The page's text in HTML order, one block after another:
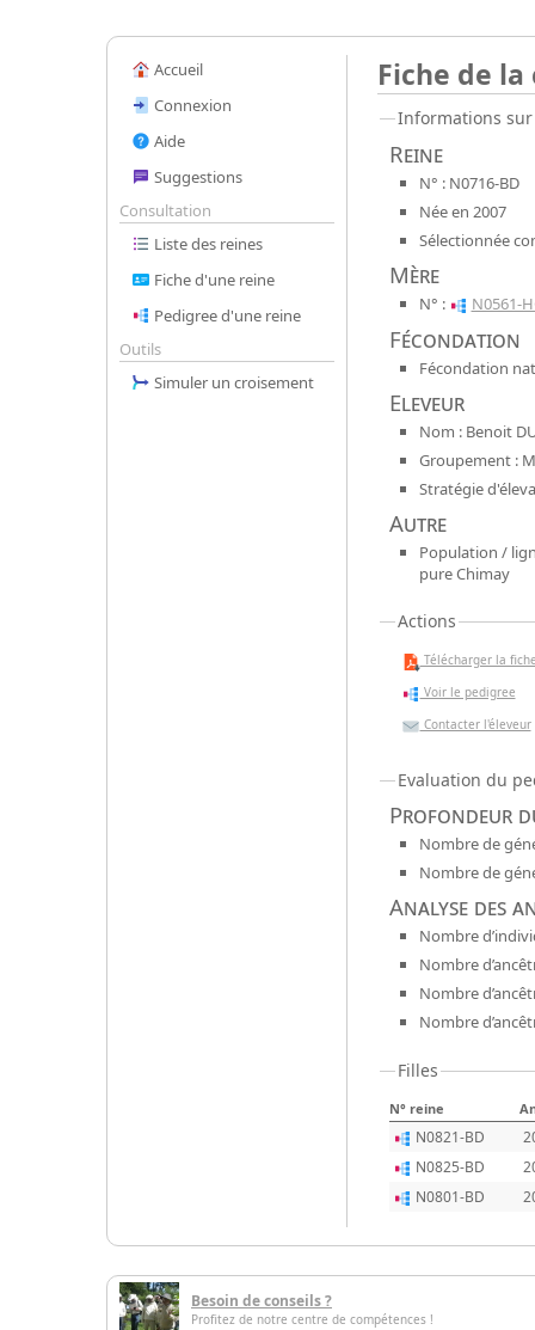
Accueil
Connexion
Aide
Suggestions
Consultation
Liste des reines
Fiche d'une reine
Pedigree d'une reine
Outils
Simuler un croisement
Fiche de la
Informations
Reine
N° : N0716-BD
Née en 2007
Sélectionnée
Mère
N° : N0561-
Fécondation
Fécondation
Eleveur
Nom : Benoit
Groupement :
Stratégie
Autre
Population /
pure Chimay
Actions
Télécharger la
Voir le pedigree
Contacter l'éleveur
Evaluation du
Profondeur
Nombre de
Nombre de
Analyse des
Nombre
Nombre
Nombre
Nombre
Filles
N° reine
N0821-BD
N0825-BD
N0801-BD
Besoin de conseils ?
Profitez de notre centre de compétences !